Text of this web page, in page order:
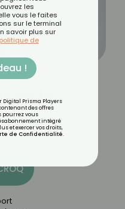
le
?
les
vous le faites
sur le terminal
savoir plus sur
politique de
!
Digital Prisma Players
des offres
pourrez vous
intégré
et exercer vos droits,
de Confidentialité.